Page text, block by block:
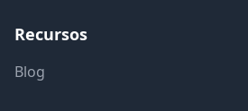
Recursos
Blog